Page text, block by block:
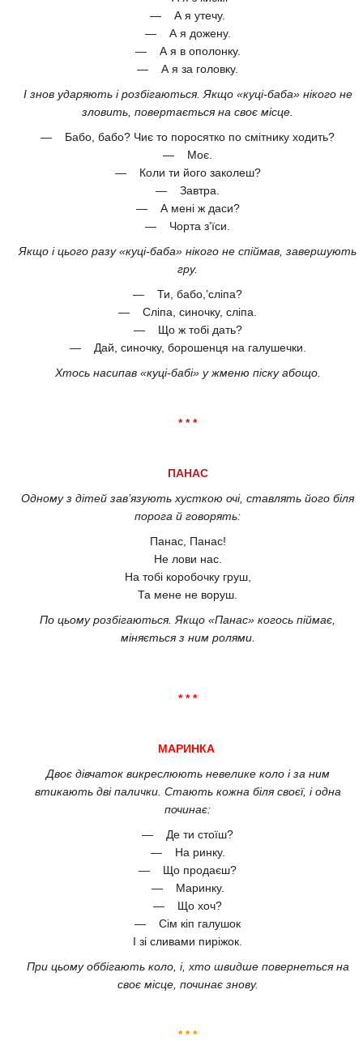
— А я утечу.
— А я дожену.
— А я в ополонку.
— А я за головку.
І знов ударяють і розбігаються. Якщо «куці-баба» нікого не
зловить, повертається на своє місце.
— Бабо, бабо? Чиє то поросятко по смітнику ходить?
— Моє.
— Коли ти його заколеш?
— Завтра.
— А мені ж даси?
— Чорта з’їси.
Якщо і цього разу «куці-баба» нікого не спіймав, завершують
гру.
— Ти, бабо,’сліпа?
— Сліпа, синочку, сліпа.
— Що ж тобі дать?
— Дай, синочку, борошенця на галушечки.
Хтось насипав «куці-бабі» у жменю піску абощо.
* * *
ПАНАС
Одному з дітей зав’язують хусткою очі, ставлять його біля
порога й говорять:
Панас, Панас!
Не лови нас.
На тобі коробочку груш,
Та мене не воруш.
По цьому розбігаються. Якщо «Панас» когось піймає,
міняється з ним ролями.
* * *
МАРИНКА
Двоє дівчаток викреслюють невелике коло і за ним
втикають дві палички. Стають кожна біля своєї, і одна
починає:
— Де ти стоїш?
— На ринку.
— Що продаєш?
— Маринку.
— Що хоч?
— Сім кіп галушок
І зі сливами пиріжок.
При цьому оббігають коло, і, хто швидше повернеться на
своє місце, починає знову.
* * *